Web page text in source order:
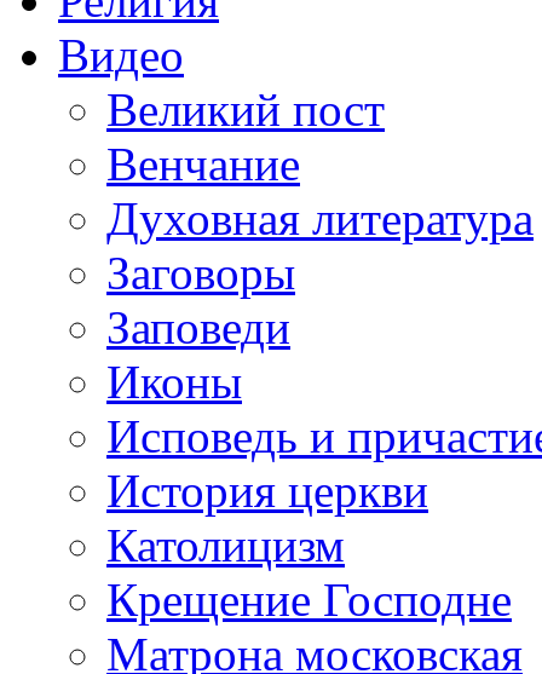
Видео
Великий пост
Венчание
Духовная литература
Заговоры
Заповеди
Иконы
Исповедь и
История церкви
Католицизм
Крещение Господне
Матрона московская